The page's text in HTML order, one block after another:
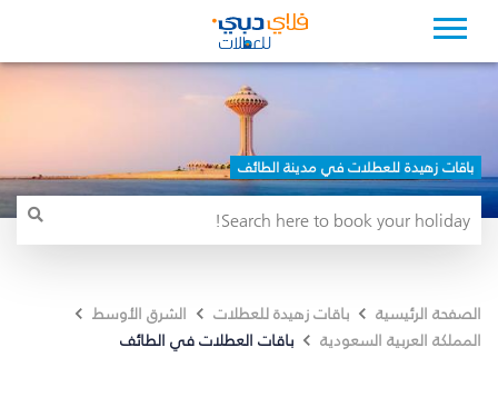
باقات زهيدة للعطلات في مدينة الطائف
الصفحة الرئيسية باقات زهيدة للعطلات
الشرق الأوسط
المملكة العربية السعودية
باقات العطلات في الطائف